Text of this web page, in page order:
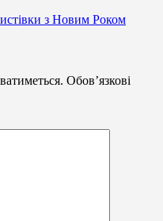
з Новим Роком
Обов’язкові